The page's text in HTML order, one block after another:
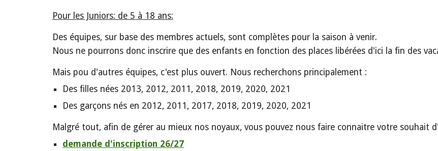
Pour les Juniors: de 5 à 18 ans:
Des équipes, sur base des membres actuels, sont complètes pour la saison à venir.
Nous ne pourrons donc inscrire que des enfants en fonction des places libérées d'ici la fin des
Mais pou d'autres équipes, c'est plus ouvert. Nous recherchons principalement :
Des fillesnées 2013, 2012, 2011, 2018, 2019, 2020, 2021
Des garçons nés en 2012, 2011, 2017, 2018, 2019, 2020, 2021
Malgré tout, afin de gérer au mieux nos noyaux, vous pouvez nous faire connaitre votre souhait
demande d'inscription 26/27